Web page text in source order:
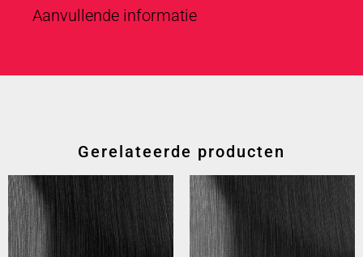
Aanvullende informatie
Gerelateerde producten